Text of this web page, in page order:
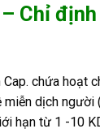
Chỉ
Cap. chứa hoạt
miễn dịch
hạn từ 1 -10